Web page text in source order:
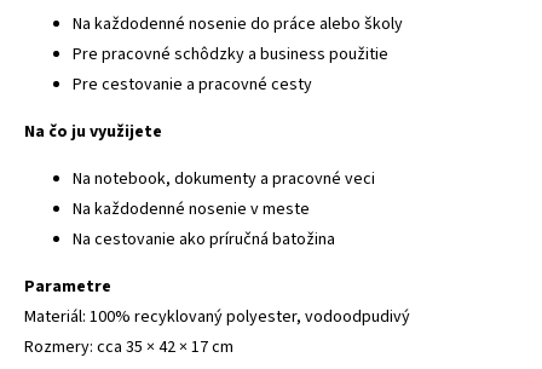
Na každodenné nosenie do práce alebo školy
Pre pracovné schôdzky a business použitie
Pre cestovanie a pracovné cesty
Na čo ju využijete
Na notebook, dokumenty a pracovné veci
Na každodenné nosenie v meste
Na cestovanie ako príručná batožina
Parametre
Materiál: 100% recyklovaný polyester, vodoodpudivý
Rozmery: cca 35 × 42 × 17 cm